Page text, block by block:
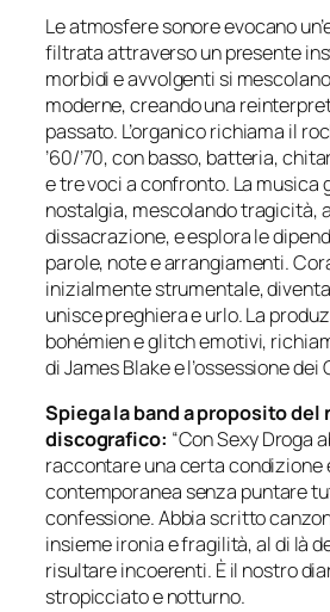
Le atmosfere sonore evocano
filtrata attraverso un presente
morbidi e avvolgenti si
moderne, creando una
passato. L’organico richiama il
’60/’70, con basso, batteria,
e tre voci a confronto. La musica
nostalgia, mescolando tragicità,
dissacrazione, e esplora le
parole, note e arrangiamenti.
inizialmente strumentale,
unisce preghiera e urlo. La
bohémien e glitch emotivi,
di James Blake e l’ossessione dei
Spiega la band a proposito del
discografico: “Con Sexy Droga
raccontare una certa condizione
contemporanea senza puntare
confessione. Abbia scritto
insieme ironia e fragilità, al di là
risultare incoerenti. È il nostro
stropicciato e notturno.